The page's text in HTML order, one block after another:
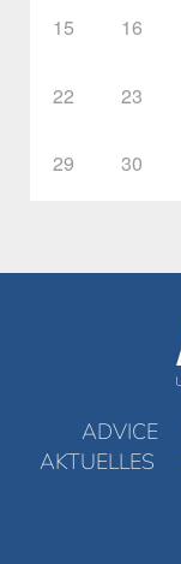
15 16
22 23
29 30
ADVICE
AKTUELLES